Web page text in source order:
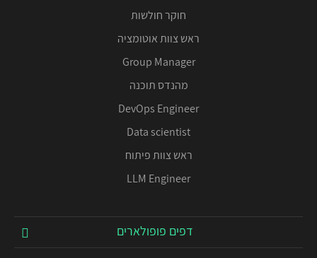
חוקר חולשות
ראש צוות אוטומציה
Group Manager
מהנדס תוכנה
DevOps Engineer
Data scientist
ראש צוות פיתוח
LLM Engineer
דפים פופולארים